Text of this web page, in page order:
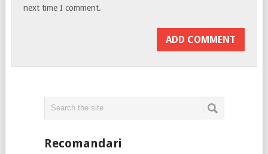
next time I comment.
Recomandari